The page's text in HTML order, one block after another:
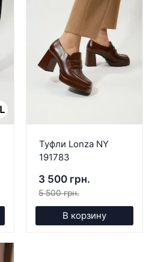
Туфли Lonza NY
191783
3 500 грн.
5 500 грн.
В корзину